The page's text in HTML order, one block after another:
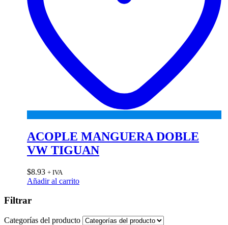
ACOPLE MANGUERA DOBLE
VW TIGUAN
$8.93 + IVA
Añadir al carrito
Filtrar
Categorías del producto